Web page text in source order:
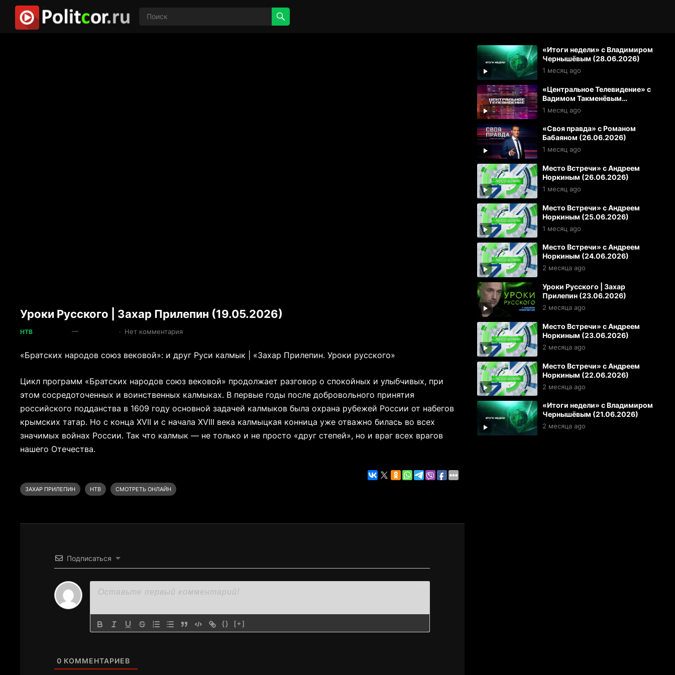
Уроки Русского | Захар Прилепин (19.05.2026)
НТВ — · Нет комментария
«Братских народов союз вековой»: и друг Руси калмык | «Захар Прилепин. Уроки русского»
Цикл программ «Братских народов союз вековой» продолжает разговор о спокойных и улыбчивых, при
этом сосредоточенных и воинственных калмыках. В первые годы после добровольного принятия
российского подданства в 1609 году основной задачей калмыков была охрана рубежей России от набегов
крымских татар. Но с конца XVII и с начала XVIII века калмыцкая конница уже отважно билась во всех
значимых войнах России. Так что калмык — не только и не просто «друг степей», но и враг всех врагов
нашего Отечества.
ЗАХАР ПРИЛЕПИН НТВ СМОТРЕТЬ ОНЛАЙН
Подписаться
{} [+]
0 КОММЕНТАРИЕВ
«Итоги недели» с Владимиром
Чернышёвым (28.06.2026)
1 месяц ago
«Центральное Телевидение» с
Вадимом Такменёвым
(27.06.2026)
1 месяц ago
«Своя правда» с Романом
Бабаяном (26.06.2026)
1 месяц ago
Место Встречи» с Андреем
Норкиным (26.06.2026)
1 месяц ago
Место Встречи» с Андреем
Норкиным (25.06.2026)
1 месяц ago
Место Встречи» с Андреем
Норкиным (24.06.2026)
2 месяца ago
Уроки Русского | Захар
Прилепин (23.06.2026)
2 месяца ago
Место Встречи» с Андреем
Норкиным (23.06.2026)
2 месяца ago
Место Встречи» с Андреем
Норкиным (22.06.2026)
2 месяца ago
«Итоги недели» с Владимиром
Чернышёвым (21.06.2026)
2 месяца ago